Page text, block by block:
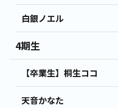
白銀ノエル
4期生
【卒業生】桐生ココ
天音かなた